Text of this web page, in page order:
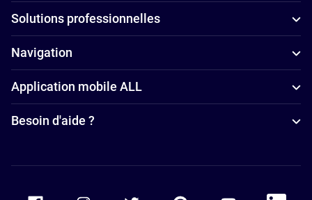
familles à
Vienna
Hôtels
4 étoiles à
Vienna
Hôtels de
luxe à Vienna
Solutions professionnelles
Navigation
Application mobile ALL
Besoin d'aide ?
Accor Facebook Accor TwitterAccor PinterestAccor Youtube
Accor